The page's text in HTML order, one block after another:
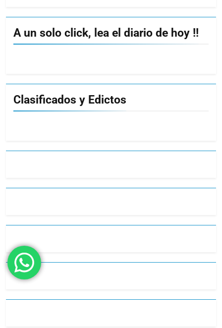
A un solo click, lea el diario de hoy !!
Clasificados y Edictos